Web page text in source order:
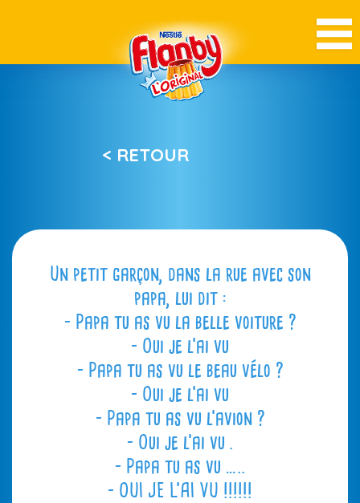
< RETOUR
Un petit garçon, dans la rue avec son
papa, lui dit :
– Papa tu as vu la belle voiture ?
– Oui je l’ai vu
– Papa tu as vu le beau vélo ?
– Oui je l’ai vu
– Papa tu as vu l’avion ?
– Oui je l’ai vu .
– Papa tu as vu …..
– OUI JE L’AI VU !!!!!!